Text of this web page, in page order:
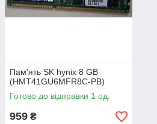
Пам'ять SK hynix 8 GB
(HMT41GU6MFR8C-PB)
Готово до відправки 1 од.
959 ₴